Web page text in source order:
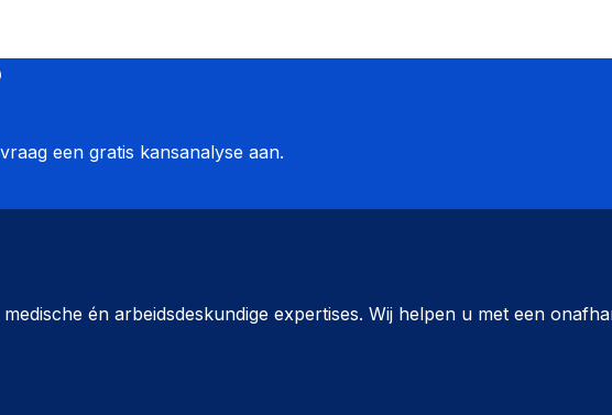
een gratis kansanalyse aan.
én arbeidsdeskundige expertises. Wij helpen u met een